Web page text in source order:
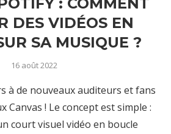
DES VIDÉOS EN
SA MUSIQUE ?
16 août 2022
à de nouveaux auditeurs et fans
Canvas ! Le concept est simple :
court visuel vidéo en boucle